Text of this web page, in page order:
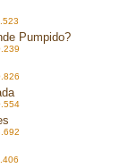
Pumpido?